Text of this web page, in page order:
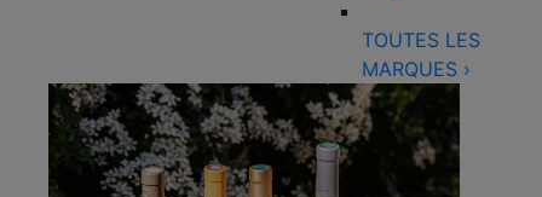
TOUTES LES
MARQUES ›